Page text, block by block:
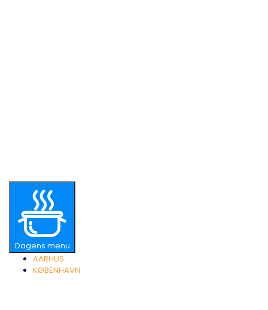
Dagens menu
AARHUS
KØBENHAVN